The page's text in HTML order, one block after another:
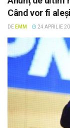
Când vor fi
DE EMM 24 APRILIE